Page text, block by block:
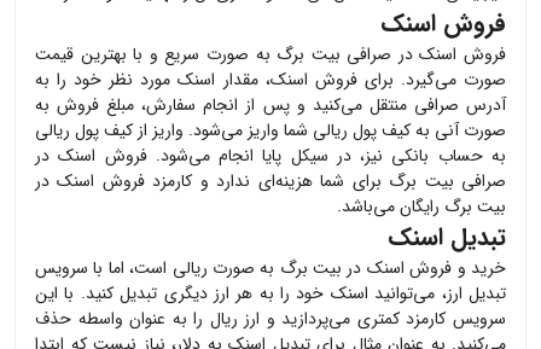
فروش اسنک
فروش اسنکدر صرافی بیت برگ به صورت سریع و با بهترین قیمت
صورت می‌گیرد. برای فروش اسنک، مقدار اسنکمورد نظر خود را به
آدرس صرافی منتقل می‌کنید و پس از انجام سفارش، مبلغ فروش به
صورت آنی به کیف پول ریالی شما واریز می‌شود. واریز از کیف پول ریالی
به حساب بانکی نیز، در سیکل پایا انجام می‌شود. فروش اسنکدر
صرافی بیت برگ برای شما هزینه‌ای ندارد و کارمزد فروش اسنکدر
بیت برگ رایگان می‌باشد.
تبدیل اسنک
خرید و فروش اسنک در بیت برگ به صورت ریالی است، اما با سرویس
تبدیل ارز، می‌توانید اسنک خود را به هر ارز دیگری تبدیل کنید. با این
سرویس کارمزد کمتری می‌پردازید و ارز ریال را به عنوان واسطه حذف